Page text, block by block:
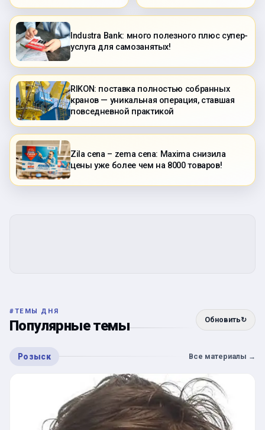
Industra Bank: много полезного плюс супер-
услуга для самозанятых!
RIKON: поставка полностью собранных
кранов — уникальная операция, ставшая
повседневной практикой
Zila cena – zema cena: Maxima снизила
цены уже более чем на 8000 товаров!
#ТЕМЫ ДНЯ
Популярные темы Обновить↻
Розыск Все материалы →